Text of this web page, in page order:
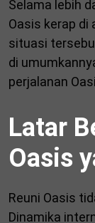
Selama lebih
Oasis kerap di
situasi
di
perjalanan
Latar
Oasis
Reuni Oasis
Dinamika